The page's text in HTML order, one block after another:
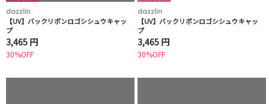
dazzlin
【UV】バックリボンロゴシシュウキャッ
プ
3,465 円
30%OFF
dazzlin
【UV】バックリボンロゴシシュウキャッ
プ
3,465 円
30%OFF